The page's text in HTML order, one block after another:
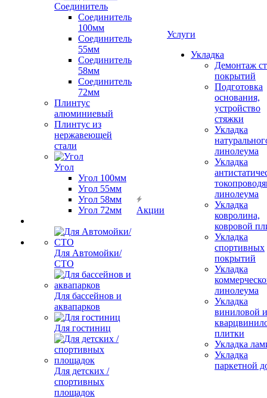
Соединитель
Соединитель
100мм
Соединитель
55мм
Соединитель
58мм
Соединитель
72мм
Плинтус
алюминиевый
Плинтус из
нержавеющей
стали
Угол
Угол 100мм
Угол 55мм
Угол 58мм
Угол 72мм
Для Автомойки/
СТО
Для бассейнов и
аквапарков
Для гостиниц
Для детских /
спортивных
площадок
Акции
Услуги
Укладка
Демонтаж
покрытий
Подготовка
основания,
устройство
стяжки
Укладка
линолеума
Укладка
линолеума
Укладка
ковролина,
ковровой
Укладка
спортивных
покрытий
Укладка
линолеума
Укладка
виниловой и
плитки
Укладка
Укладка
паркетной